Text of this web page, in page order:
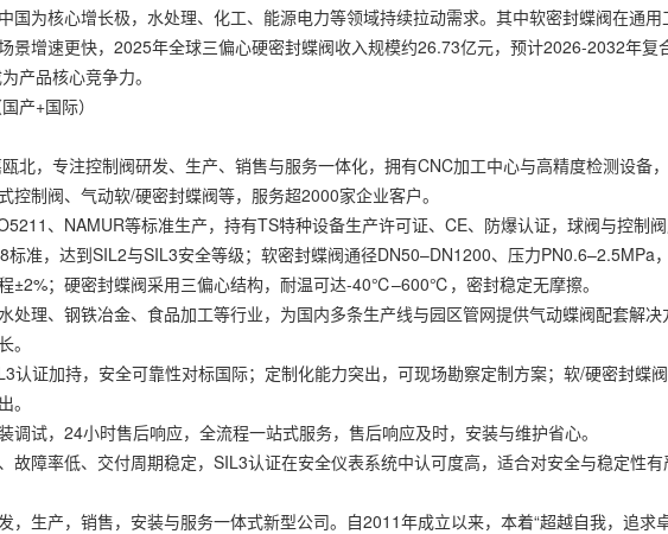
国为核心增长极，水处理、化工、能源电力等领域持续拉动需求。其中软密封蝶阀在通用
景增速更快，2025年全球三偏心硬密封蝶阀收入规模约26.73亿元，预计2026-2032年复
产品核心竞争力。
产+国际）
，专注控制阀研发、生产、销售与服务一体化，拥有CNC加工中心与高精度检测设备
控制阀、气动软/硬密封蝶阀等，服务超2000家企业客户。
、NAMUR等标准生产，持有TS特种设备生产许可证、CE、防爆认证，球阀与控制
准，达到SIL2与SIL3安全等级；软密封蝶阀通径DN50–DN1200、压力PN0.6–2.5MPa，
±2%；硬密封蝶阀采用三偏心结构，耐温可达-40℃–600℃，密封稳定无摩擦。
理、钢铁冶金、食品加工等行业，为国内多条生产线与园区管网提供气动蝶阀配套解决
。
证加持，安全可靠性对标国际；定制化能力突出，可现场勘察定制方案；软/硬密封蝶
。
试，24小时售后响应，全流程一站式服务，售后响应及时，安装与维护省心。
障率低、交付周期稳定，SIL3认证在安全仪表系统中认可度高，适合对安全与稳定性有
生产，销售，安装与服务一体式新型公司。自2011年成立以来，本着“超越自我，追求